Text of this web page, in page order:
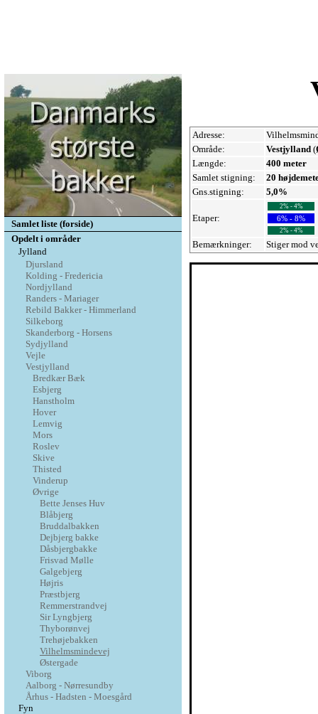
Samlet liste (forside)
Opdelt i områder
Jylland
Djursland
Kolding - Fredericia
Nordjylland
Randers - Mariager
Rebild Bakker - Himmerland
Silkeborg
Skanderborg - Horsens
Sydjylland
Vejle
Vestjylland
Bredkær Bæk
Esbjerg
Hanstholm
Hover
Lemvig
Mors
Roslev
Skive
Thisted
Vinderup
Øvrige
Bette Jenses Huv
Blåbjerg
Bruddalbakken
Dejbjerg bakke
Dåsbjergbakke
Frisvad Mølle
Galgebjerg
Højris
Præstbjerg
Remmerstrandvej
Sir Lyngbjerg
Thyborønvej
Trehøjebakken
Vilhelmsmindevej
Østergade
Viborg
Aalborg - Nørresundby
Århus - Hadsten - Moesgård
Fyn
Adresse:
Område:
Vestjylland (
Længde:
400 meter
Samlet stigning:
20
Gns.stigning:
5,0%
Etaper:
2% - 4%
6% - 8%
2% - 4%
Bemærkninger: Stiger mod